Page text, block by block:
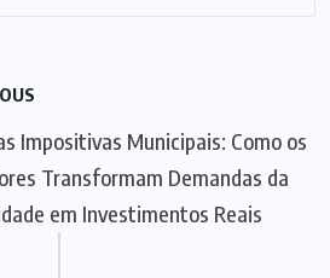
Impositivas Municipais: Como os
Transformam Demandas da
em Investimentos Reais